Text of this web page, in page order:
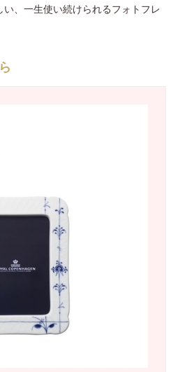
、一生使い続けられるフォトフレ